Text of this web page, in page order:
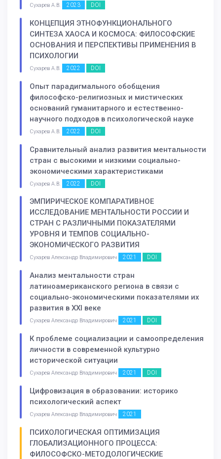
Сухарев А.В. 2023 DOI
КОНЦЕПЦИЯ ЭТНОФУНКЦИОНАЛЬНОГО
СИНТЕЗА ХАОСА И КОСМОСА: ФИЛОСОФСКИЕ
ОСНОВАНИЯ И ПЕРСПЕКТИВЫ ПРИМЕНЕНИЯ В
ПСИХОЛОГИИ
Сухарев А.В. 2022 DOI
Опыт парадигмального обобщения
философско-религиозных и мистических
оснований гуманитарного и естественно-
научного подходов в психологической науке
Сухарев А.В. 2022 DOI
Сравнительный анализ развития ментальности
стран с высокими и низкими социально-
экономическими характеристиками
Сухарев А.В. 2022 DOI
ЭМПИРИЧЕСКОЕ КОМПАРАТИВНОЕ
ИССЛЕДОВАНИЕ МЕНТАЛЬНОСТИ РОССИИ И
СТРАН С РАЗЛИЧНЫМИ ПОКАЗАТЕЛЯМИ
УРОВНЯ И ТЕМПОВ СОЦИАЛЬНО-
ЭКОНОМИЧЕСКОГО РАЗВИТИЯ
Сухарев Александр Владимирович 2021 DOI
Анализ ментальности стран
латиноамериканского региона в связи с
социально-экономическими показателями их
развития в XXI веке
Сухарев Александр Владимирович 2021 DOI
К проблеме социализации и самоопределения
личности в современной культурно
исторической ситуации
Сухарев Александр Владимирович 2021 DOI
Цифровизация в образовании: историко
психологический аспект
Сухарев Александр Владимирович 2021
ПСИХОЛОГИЧЕСКАЯ ОПТИМИЗАЦИЯ
ГЛОБАЛИЗАЦИОННОГО ПРОЦЕССА:
ФИЛОСОФСКО-МЕТОДОЛОГИЧЕСКИЕ